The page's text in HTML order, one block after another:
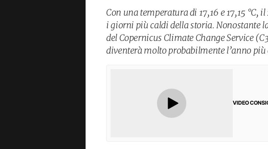
Con una temperatura di 17,16 e 17,15 °C,
i giorni più caldi della storia. Nonostante
del Copernicus Climate Change Service
diventerà molto probabilmente l’anno
VIDEO